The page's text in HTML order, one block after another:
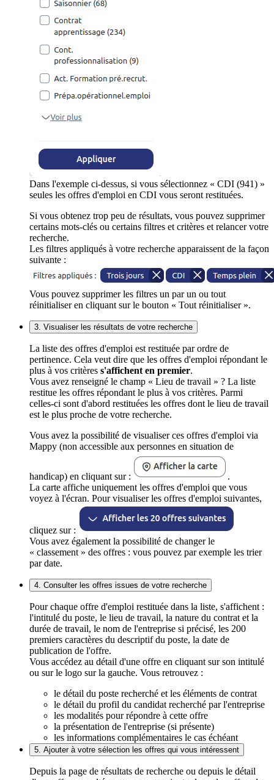
Dans l'exemple ci-dessus, si vous sélectionnez « CDI (941) »
seules les offres d'emploi en CDI vous seront restituées.
Si vous obtenez trop peu de résultats, vous pouvez supprimer
certains mots-clés ou certains filtres et critères et relancer votre
recherche.
Les filtres appliqués à votre recherche apparaissent de la façon
suivante :
Vous pouvez supprimer les filtres un par un ou tout
réinitialiser en cliquant sur le bouton « Tout réinitialiser ».
3. Visualiser les résultats de votre recherche
La liste des offres d'emploi est restituée par ordre de
pertinence. Cela veut dire que les offres d'emploi répondant le
plus à vos critères s'affichent en premier.
Vous avez renseigné le champ « Lieu de travail » ? La liste
restitue les offres répondant le plus à vos critères. Parmi
celles-ci sont d'abord restituées les offres dont le lieu de travail
est le plus proche de votre recherche.
Vous avez la possibilité de visualiser ces offres d'emploi via
Mappy (non accessible aux personnes en situation de
handicap) en cliquant sur :
.
La carte affiche uniquement les offres d'emploi que vous
voyez à l'écran. Pour visualiser les offres d'emploi suivantes,
cliquez sur :
Vous avez également la possibilité de changer le
« classement » des offres : vous pouvez par exemple les trier
par date.
4. Consulter les offres issues de votre recherche
Pour chaque offre d'emploi restituée dans la liste, s'affichent :
l'intitulé du poste, le lieu de travail, la nature du contrat et la
durée de travail, le nom de l'entreprise si précisé, les 200
premiers caractères du descriptif du poste, la date de
publication de l'offre.
Vous accédez au détail d'une offre en cliquant sur son intitulé
ou sur le logo sur la gauche. Vous retrouvez :
le détail du poste recherché et les éléments de contrat
le détail du profil du candidat recherché par l'entreprise
les modalités pour répondre à cette offre
la présentation de l'entreprise (si présente)
les informations complémentaires le cas échéant
5. Ajouter à votre sélection les offres qui vous intéressent
Depuis la page de résultats de recherche ou depuis le détail